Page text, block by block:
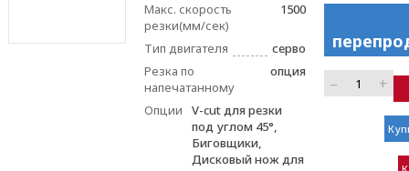
Макс. скорость
резки(мм/сек)
1500
Тип двигателя
серво
Резка по
напечатанному
опция
Опции
V-cut для резки
под углом 45°,
Биговщики,
Дисковый нож для
– +